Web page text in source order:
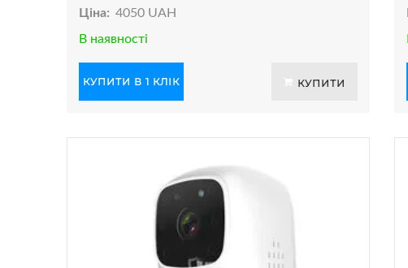
Ціна: 4050 UAH
В наявності
КУПИТИ В 1 КЛІК КУПИТИ